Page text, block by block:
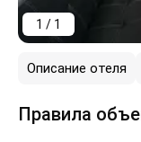
1 / 1
Описание отеля
Правила